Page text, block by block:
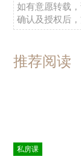
如有意愿转载
确认及授权后，
推荐阅读
私房课